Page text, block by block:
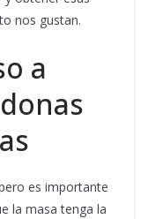
nos gustan.
a
es importante
la masa tenga la